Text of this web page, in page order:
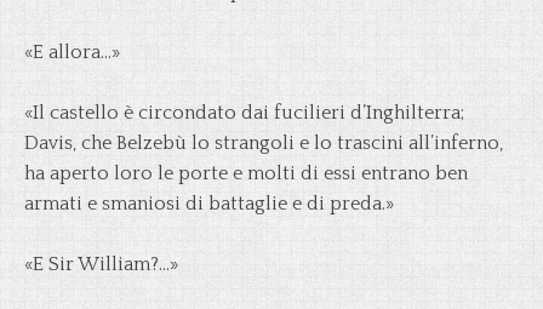
«E allora…»
«Il castello è circondato dai fucilieri d’Inghilterra;
Davis, che Belzebù lo strangoli e lo trascini all’inferno,
ha aperto loro le porte e molti di essi entrano ben
armati e smaniosi di battaglie e di preda.»
«E Sir William?…»